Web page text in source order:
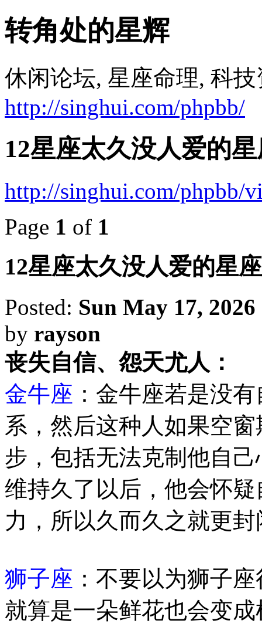
转角处的星辉
休闲论坛, 星座命理, 科
http://singhui.com/phpbb/
12星座太久没人爱的
http://singhui.com/phpbb/
Page 1 of 1
12星座太久没人爱的星
Posted: Sun May 17,
by rayson
丧失自信、怨天尤人：
金牛座 ：金牛座若是没
系，然后这种人如果空
步，包括无法克制他自
维持久了以后，他会怀
力，所以久而久之就更
狮子座 ：不要以为狮子
就算是一朵鲜花也会变